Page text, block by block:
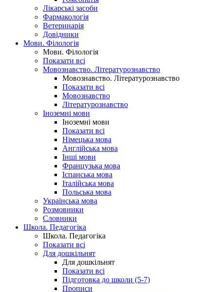
Лікарські засоби
Фармакологія
Ветеринарія
Довідники
Мови. Філологія
Мови. Філологія
Показати всі
Мовознавство. Літературознавство
Мовознавство. Літературознавство
Показати всі
Мовознавство
Літературознавство
Іноземні мови
Іноземні мови
Показати всі
Німецька мова
Англійська мова
Інші мови
Французька мова
Іспанська мова
Італійська мова
Польська мова
Українська мова
Розмовники
Словники
Школа. Педагогіка
Школа. Педагогіка
Показати всі
Для дошкільнят
Для дошкільнят
Показати всі
Підготовка до школи (5-7)
Прописи